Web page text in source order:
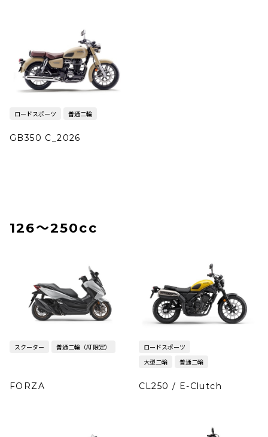
ロードスポーツ 普通二輪
GB350 C_2026
126〜250cc
スクーター 普通二輪（AT限定）
FORZA
ロードスポーツ
大型二輪
普通二輪
CL250 / E-Clutch